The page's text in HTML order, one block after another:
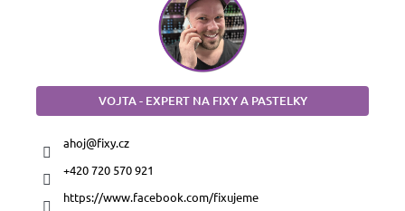
VOJTA - EXPERT NA FIXY A PASTELKY
ahoj@fixy.cz
+420 720 570 921
https://www.facebook.com/fixujeme